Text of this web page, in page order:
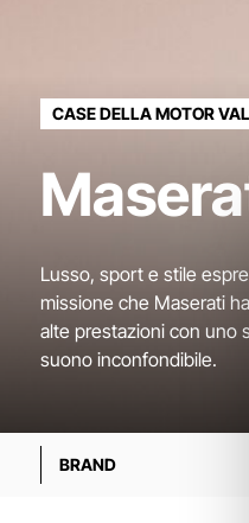
CASE DELLA MOTOR
Lusso, sport e stile
missione che Maserati
alte prestazioni con uno
suono inconfondibile.
BRAND